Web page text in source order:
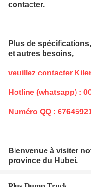
contacter.
Plus de
et autres besoins,
veuillez contacter
Hotline (whatsapp) :
Numéro QQ :
Bienvenue à visiter
province du Hubei.